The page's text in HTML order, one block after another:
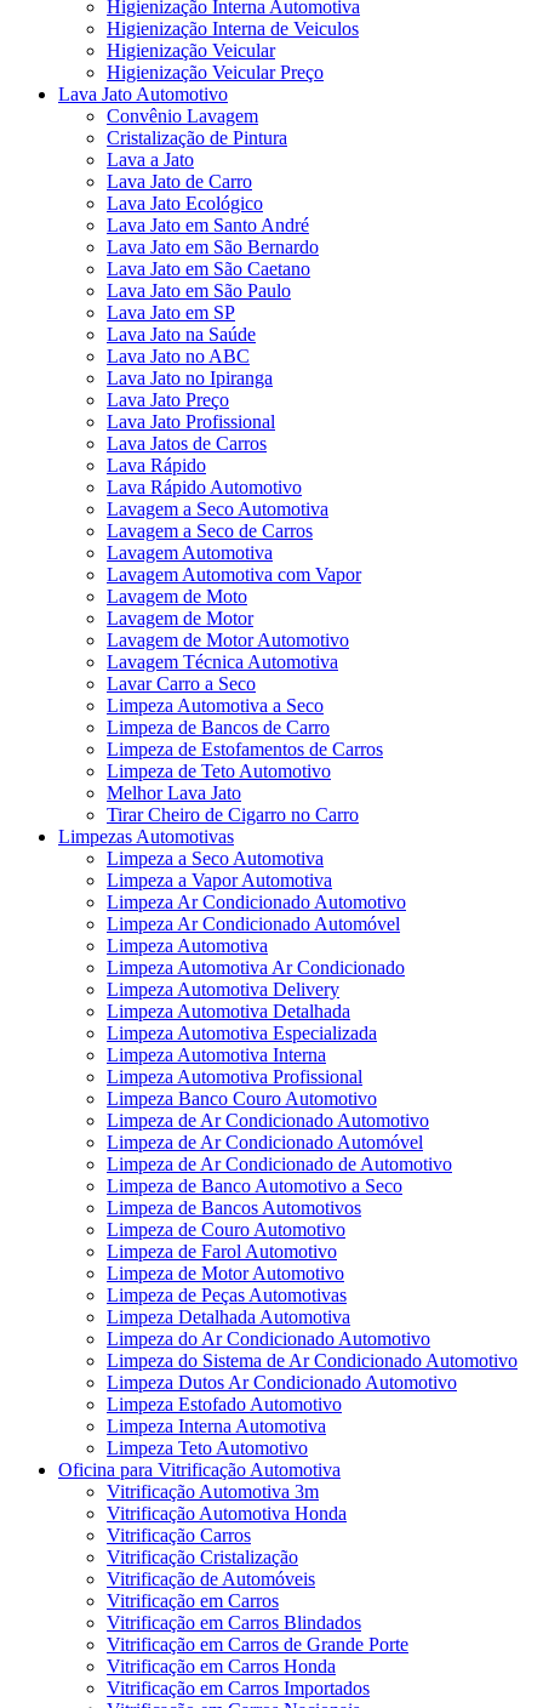
Higienização Interna Automotiva
Higienização Interna de Veiculos
Higienização Veicular
Higienização Veicular Preço
Lava Jato Automotivo
Convênio Lavagem
Cristalização de Pintura
Lava a Jato
Lava Jato de Carro
Lava Jato Ecológico
Lava Jato em Santo André
Lava Jato em São Bernardo
Lava Jato em São Caetano
Lava Jato em São Paulo
Lava Jato em SP
Lava Jato na Saúde
Lava Jato no ABC
Lava Jato no Ipiranga
Lava Jato Preço
Lava Jato Profissional
Lava Jatos de Carros
Lava Rápido
Lava Rápido Automotivo
Lavagem a Seco Automotiva
Lavagem a Seco de Carros
Lavagem Automotiva
Lavagem Automotiva com Vapor
Lavagem de Moto
Lavagem de Motor
Lavagem de Motor Automotivo
Lavagem Técnica Automotiva
Lavar Carro a Seco
Limpeza Automotiva a Seco
Limpeza de Bancos de Carro
Limpeza de Estofamentos de Carros
Limpeza de Teto Automotivo
Melhor Lava Jato
Tirar Cheiro de Cigarro no Carro
Limpezas Automotivas
Limpeza a Seco Automotiva
Limpeza a Vapor Automotiva
Limpeza Ar Condicionado Automotivo
Limpeza Ar Condicionado Automóvel
Limpeza Automotiva
Limpeza Automotiva Ar Condicionado
Limpeza Automotiva Delivery
Limpeza Automotiva Detalhada
Limpeza Automotiva Especializada
Limpeza Automotiva Interna
Limpeza Automotiva Profissional
Limpeza Banco Couro Automotivo
Limpeza de Ar Condicionado Automotivo
Limpeza de Ar Condicionado Automóvel
Limpeza de Ar Condicionado de Automotivo
Limpeza de Banco Automotivo a Seco
Limpeza de Bancos Automotivos
Limpeza de Couro Automotivo
Limpeza de Farol Automotivo
Limpeza de Motor Automotivo
Limpeza de Peças Automotivas
Limpeza Detalhada Automotiva
Limpeza do Ar Condicionado Automotivo
Limpeza do Sistema de Ar Condicionado Automotivo
Limpeza Dutos Ar Condicionado Automotivo
Limpeza Estofado Automotivo
Limpeza Interna Automotiva
Limpeza Teto Automotivo
Oficina para Vitrificação Automotiva
Vitrificação Automotiva 3m
Vitrificação Automotiva Honda
Vitrificação Carros
Vitrificação Cristalização
Vitrificação de Automóveis
Vitrificação em Carros
Vitrificação em Carros Blindados
Vitrificação em Carros de Grande Porte
Vitrificação em Carros Honda
Vitrificação em Carros Importados